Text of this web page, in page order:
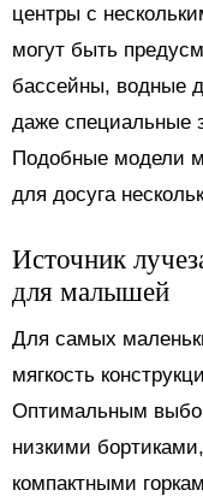
центры с
могут быть
бассейны, водные
даже специальные
Подобные модели
для досуга
Источник
для малышей
Для самых
мягкость
Оптимальным
низкими
компактными